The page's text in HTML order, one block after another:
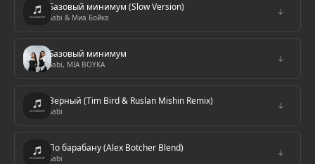
Базовый минимум (Slow Version)
Sabi & Миа Бойка
↓
Базовый минимум
Sabi, MIA BOYKA
↓
Верный (Tim Bird & Ruslan Mishin Remix)
Sabi
↓
По барабану (Alex Botcher Blend)
Sabi
↓